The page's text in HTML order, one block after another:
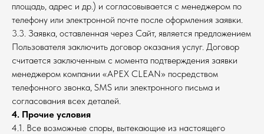
площадь, адрес и др.) и согласовывается с менеджером по
телефону или электронной почте после оформления заявки.
3.3. Заявка, оставленная через Сайт, является предложением
Пользователя заключить договор оказания услуг. Договор
считается заключенным с момента подтверждения заявки
менеджером компании «APEX CLEAN» посредством
телефонного звонка, SMS или электронного письма и
согласования всех деталей.
4. Прочие условия
4.1. Все возможные споры, вытекающие из настоящего